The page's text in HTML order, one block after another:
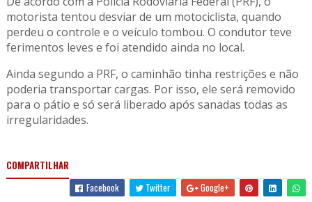
motorista tentou desviar de um motociclista, quando
perdeu o controle e o veículo tombou. O condutor teve
ferimentos leves e foi atendido ainda no local.
Ainda segundo a PRF, o caminhão tinha restrições e não
poderia transportar cargas. Por isso, ele será removido
para o pátio e só será liberado após sanadas todas as
irregularidades.
COMPARTILHAR
Facebook
Twitter Google+